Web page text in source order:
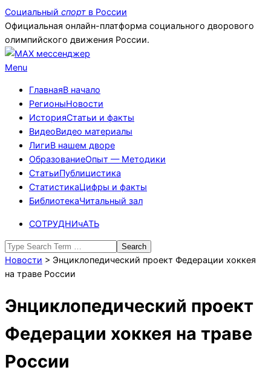
Skip
to
content
Социальный спорт в России
Официальная онлайн-платформа социального дворового
олимпийского движения России.
Primary
Menu
Menu
ГлавнаяВ начало
РегионыНовости
ИсторияСтатьи и факты
ВидеоВидео материалы
ЛигиВ нашем дворе
ОбразованиеОпыт — Методики
СтатьиПублицистика
СтатистикаЦифры и факты
БиблиотекаЧитальный зал
СОТРУДНИчАТЬ
Search
Новости > Энциклопедический проект Федерации хоккея
на траве России
Энциклопедический проект
Федерации хоккея на траве
России